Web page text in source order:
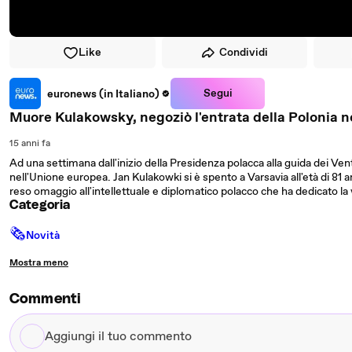
Like Condividi
euronews (in Italiano) Segui
Muore Kulakowsky, negoziò l'entrata della Polonia
15 anni fa
Ad una settimana dall'inizio della Presidenza polacca alla guida dei
nell'Unione europea. Jan Kulakowki si è spento a Varsavia all'età di
reso omaggio all'intellettuale e diplomatico polacco che ha dedicato
Categoria
🗞Novità
Mostra meno
Commenti
Aggiungi